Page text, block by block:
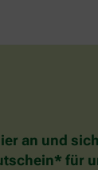
an und
für